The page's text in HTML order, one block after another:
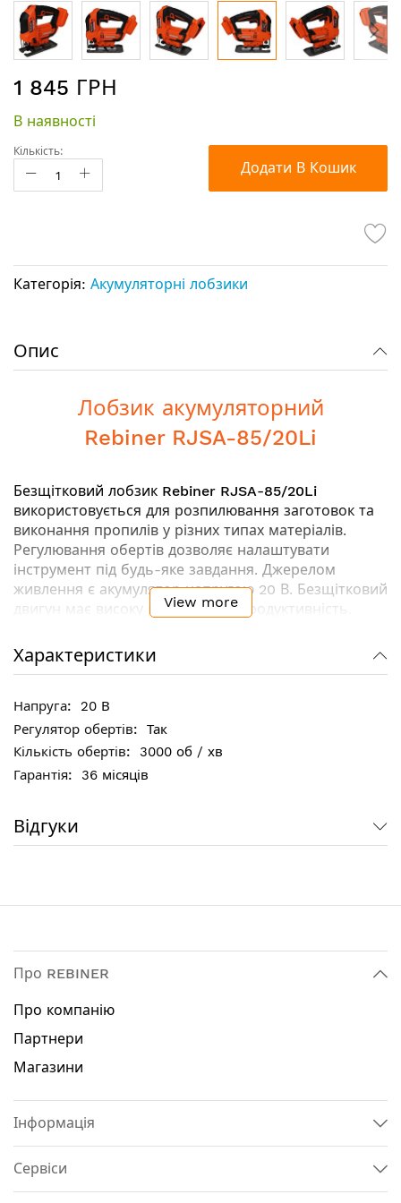
до
галереї
зображень
1 845 ГРН
В наявності
Кількість:
Додати В Кошик
Категорія: Акумуляторні лобзики
Опис
Лобзик акумуляторний
Rebiner RJSA-85/20Li
Безщітковий лобзик Rebiner RJSA-85/20Li
використовується для розпилювання заготовок та
виконання пропилів у різних типах матеріалів.
Регулювання обертів дозволяє налаштувати
інструмент під будь-яке завдання. Джерелом
живлення є акумулятор напругою 20 В. Безщітковий
двигун має високу потужність і продуктивність.
інструменту.
Ключові особливості:
Безщітковий двигун (
Регулювання швидкості ходу для різних завдань і
матеріалів
Лита підошва підвищує точність та термін
Регулювання кута нахилу підошви – для роботи
з важкодоступними елементами
Тип двигуна: безщітковий
Регулювання кількості обертів: так
Хід полотна: 26 мм
Швидка заміна пилки: так
Максимальна товщина пропилу в дереві: 135 мм
Кут нахилу підошви: 0° / 15° / 30° / 45°
Маятниковий хід: так
Тип акумулятора: Li-Ion
Напруга акумулятора: 20 В
View more
Характеристики
20 В
Так
3000 об / хв
36 місяців
Відгуки
Про REBINER
Про компанію
Партнери
Магазини
Інформація
Сервіси